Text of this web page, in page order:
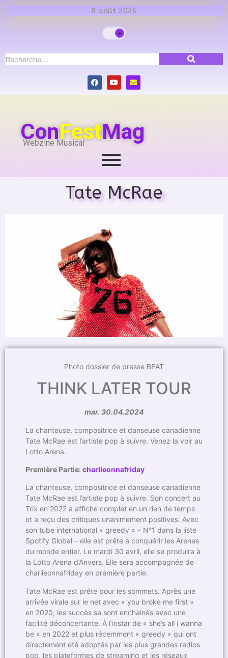
8 août 2026
ConFestMag
Webzine Musical
Tate McRae
Photo dossier de presse BEAT
THINK LATER TOUR
mar. 30.04.2024
La chanteuse, compositrice et danseuse canadienne
Tate McRae est l’artiste pop à suivre. Venez la voir au
Lotto Arena.
Première Partie: charlieonnafriday
La chanteuse, compositrice et danseuse canadienne
Tate McRae est l’artiste pop à suivre. Son concert au
Trix en 2022 a affiché complet en un rien de temps
et a reçu des critiques unanimement positives. Avec
son tube international « greedy » – N°1 dans la liste
Spotify Global – elle est prête à conquérir les Arenas
du monde entier. Le mardi 30 avril, elle se produira à
la Lotto Arena d’Anvers. Elle sera accompagnée de
charlieonnafriday en première partie.
Tate McRae est prête pour les sommets. Après une
arrivée virale sur le net avec « you broke me first »
en 2020, les succès se sont enchainés avec une
facilité déconcertante. À l’instar de « she’s all i wanna
be » en 2022 et plus récemment « greedy » qui ont
directement été adoptés par les plus grandes radios
pop, les plateformes de streaming et les réseaux